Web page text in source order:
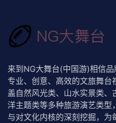
来到NG大舞台(中国游)相信
专业、创意、高效的文旅舞
盖自然风光类、山水实景类
洋主题类等多种旅游演艺类
与对文化内核的深刻挖掘，